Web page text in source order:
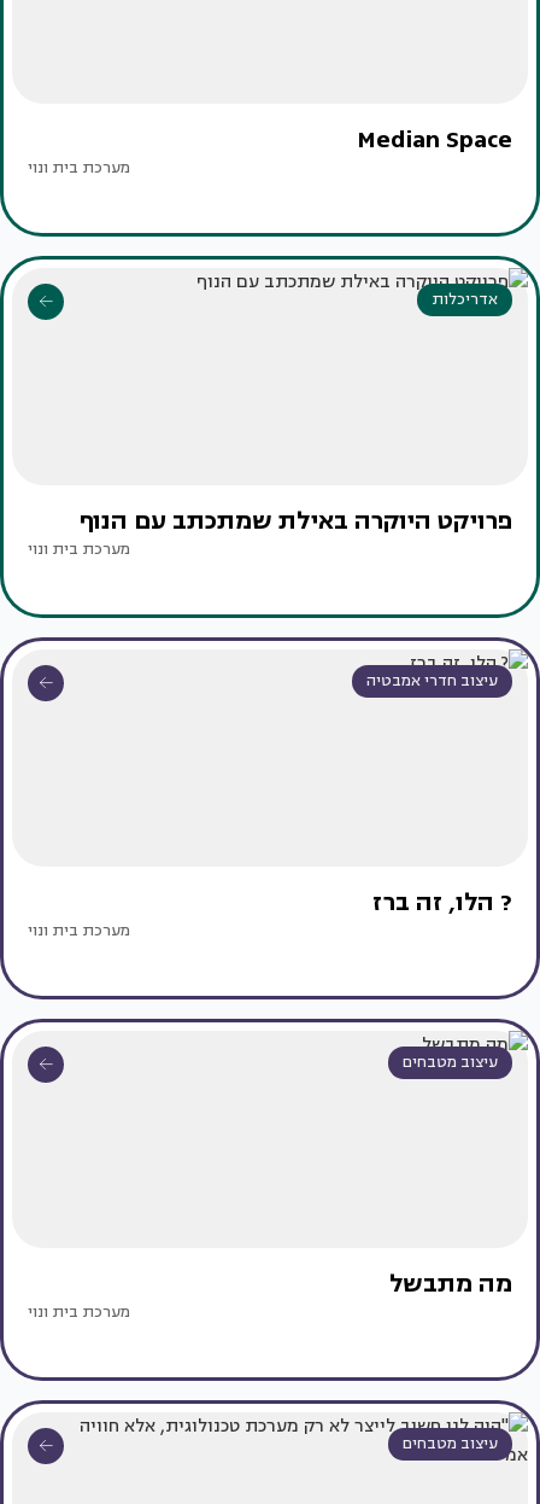
Median Space
מערכת בית ונוי
אדריכלות
פרויקט היוקרה באילת שמתכתב עם הנוף
מערכת בית ונוי
עיצוב חדרי אמבטיה
? הלו, זה ברז
מערכת בית ונוי
עיצוב מטבחים
מה מתבשל
מערכת בית ונוי
עיצוב מטבחים